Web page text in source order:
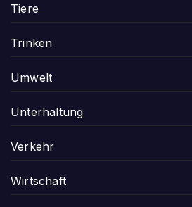
Tiere
Trinken
Umwelt
Unterhaltung
Verkehr
Wirtschaft